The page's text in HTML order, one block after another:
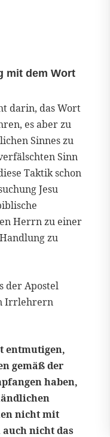
mit dem Wort
darin, das Wort
es aber zu
Sinnes zu
Sinn
Taktik schon
Jesu
Herrn zu einer
zu
der Apostel
Irrlehrern
entmutigen,
gemäß der
haben,
nicht mit
nicht das